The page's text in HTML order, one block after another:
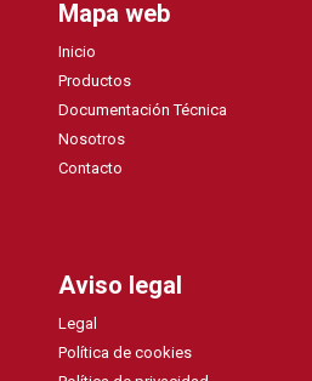
Mapa web
Inicio
Productos
Documentación Técnica
Nosotros
Contacto
Aviso legal
Legal
Política de cookies